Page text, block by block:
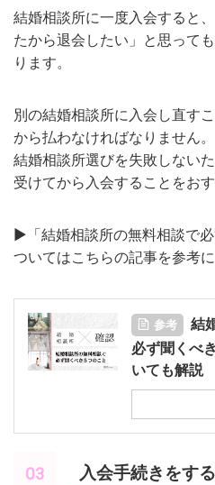
結婚相談所に一度入会すると
たから退会したい」と思って
ります。
別の結婚相談所に入会し直す
から払わなければなりません。
結婚相談所選びを失敗しない
受けてから入会することをおす
▶︎「結婚相談所の無料相談で
ついてはこちらの記事を参考に
参考
結
必ず聞くべ
いても解説
入会手続きをする